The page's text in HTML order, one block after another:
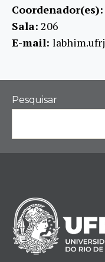
Coordenador(es):
Sala: 206
E-mail:
Pesquisar